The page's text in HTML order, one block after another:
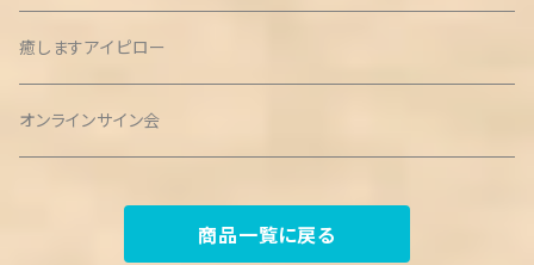
癒しますアイピロー
オンラインサイン会
商品一覧に戻る